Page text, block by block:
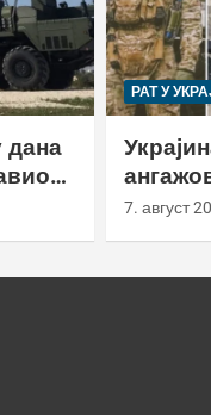
дана
РАТ У
7. август